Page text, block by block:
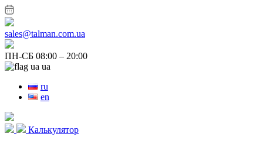
sales@talman.com.ua
ПН-СБ 08:00 – 20:00
ua
ru
en
Калькулятор